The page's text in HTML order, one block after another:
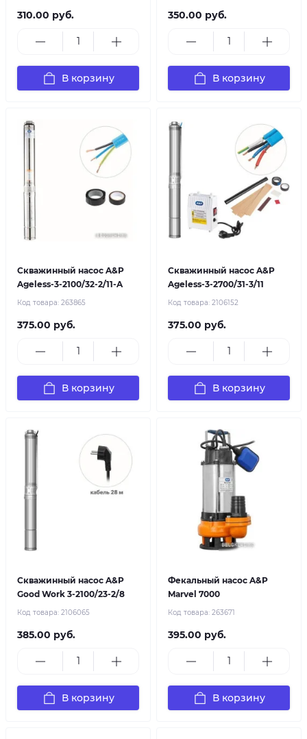
310.00 руб.
В корзину
350.00 руб.
В корзину
Скважинный насос A&P
Ageless-3-2100/32-2/11-A
Код товара: 263865
375.00 руб.
В корзину
Скважинный насос A&P
Ageless-3-2700/31-3/11
Код товара: 2106152
375.00 руб.
В корзину
Скважинный насос A&P
Good Work 3-2100/23-2/8
Код товара: 2106065
385.00 руб.
В корзину
Фекальный насос A&P
Marvel 7000
Код товара: 263671
395.00 руб.
В корзину